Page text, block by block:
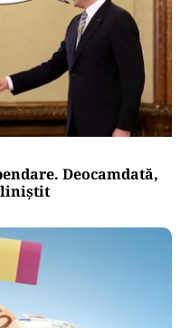
Deocamdată,
liniștit